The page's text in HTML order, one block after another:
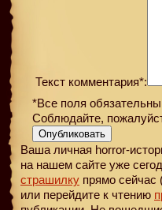
Текст комментария*:
*Все поля
Соблюдайте,
Опубликовать
Ваша личная horror-
на нашем сайте уже
страшилку прямо сейчас
или перейдите к чтению